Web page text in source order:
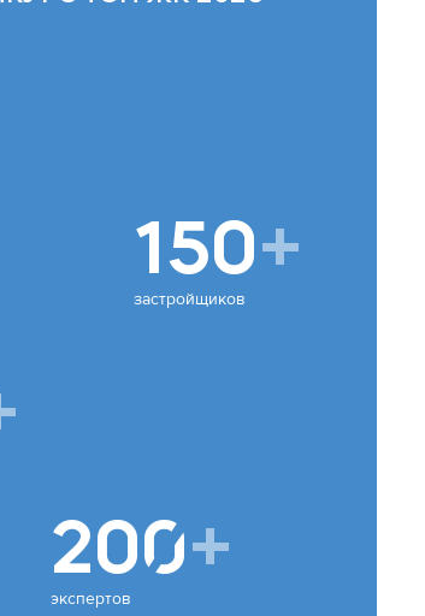
150+
застройщиков
200+
экспертов